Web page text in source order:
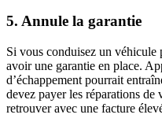
5. Annule la garantie
Si vous conduisez un
avoir une garantie en place.
d’échappement pourrait
devez payer les réparations
retrouver avec une facture